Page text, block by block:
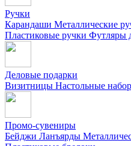
Ручки
Карандаши Металлические
Пластиковые ручки Футляры
Деловые подарки
Визитницы Настольные
Промо-сувениры
Бейджи Ланъярды